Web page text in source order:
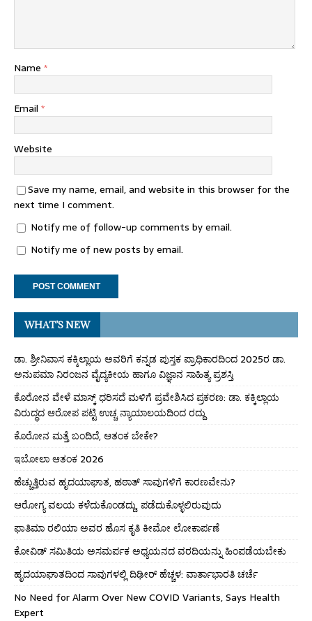
Name *
Email *
Website
Save my name, email, and website in this browser for the
next time I comment.
Notify me of follow-up comments by email.
Notify me of new posts by email.
WHAT’S NEW
ಡಾ. ಶ್ರೀನಿವಾಸ ಕಕ್ಕಿಲ್ಲಾಯ ಅವರಿಗೆ ಕನ್ನಡ ಪುಸ್ತಕ ಪ್ರಾಧಿಕಾರದಿಂದ 2025ರ ಡಾ.
ಅನುಪಮಾ ನಿರಂಜನ ವೈದ್ಯಕೀಯ ಹಾಗೂ ವಿಜ್ಞಾನ ಸಾಹಿತ್ಯ ಪ್ರಶಸ್ತಿ
ಕೊರೋನ ವೇಳೆ ಮಾಸ್ಕ್ ಧರಿಸದೆ ಮಳಿಗೆ ಪ್ರವೇಶಿಸಿದ ಪ್ರಕರಣ: ಡಾ. ಕಕ್ಕಿಲ್ಲಾಯ
ವಿರುದ್ಧದ ಆರೋಪ ಪಟ್ಟಿ ಉಚ್ಚ ನ್ಯಾಯಾಲಯದಿಂದ ರದ್ದು
ಕೊರೋನ ಮತ್ತೆ ಬಂದಿದೆ, ಆತಂಕ ಬೇಕೇ?
ಇಬೋಲಾ ಆತಂಕ 2026
ಹೆಚ್ಚುತ್ತಿರುವ ಹೃದಯಾಘಾತ, ಹಠಾತ್ ಸಾವುಗಳಿಗೆ ಕಾರಣವೇನು?
ಆರೋಗ್ಯ ವಲಯ ಕಳೆದುಕೊಂಡದ್ದು, ಪಡೆದುಕೊಳ್ಳಲಿರುವುದು
ಫಾತಿಮಾ ರಲಿಯಾ ಅವರ ಹೊಸ ಕೃತಿ ಕೀಮೋ ಲೋಕಾರ್ಪಣೆ
ಕೋವಿಡ್ ಸಮಿತಿಯ ಅಸಮರ್ಪಕ ಅಧ್ಯಯನದ ವರದಿಯನ್ನು ಹಿಂಪಡೆಯಬೇಕು
ಹೃದಯಾಘಾತದಿಂದ ಸಾವುಗಳಲ್ಲಿ ದಿಢೀರ್ ಹೆಚ್ಚಳ: ವಾರ್ತಾಭಾರತಿ ಚರ್ಚೆ
No Need for Alarm Over New COVID Variants, Says Health
Expert